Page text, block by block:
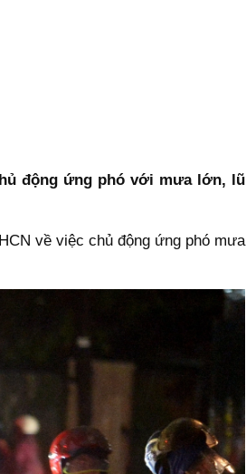
động ứng phó với mưa lớn, lũ
về việc chủ động ứng phó mưa